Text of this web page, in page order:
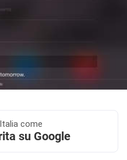
come
su Google